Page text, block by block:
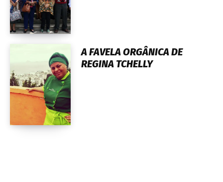
A FAVELA ORGÂNICA DE
REGINA TCHELLY